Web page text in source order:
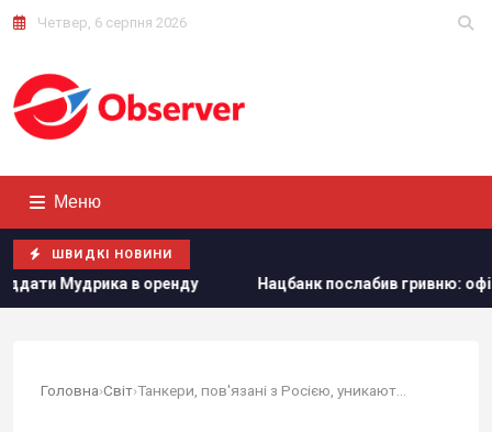
Четвер, 6 серпня 2026
Меню
ШВИДКІ НОВИНИ
Нацбанк послабив гривню: офіційний курс валют на
Головна›Світ›